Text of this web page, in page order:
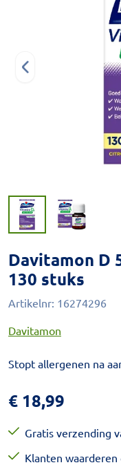
Davitamon D
130 stuks
Artikelnr: 16274296
Davitamon
Stopt allergenen na
€ 18,99
Gratis verzending
Klanten